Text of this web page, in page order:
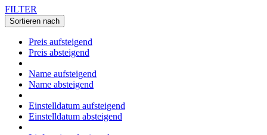
FILTER
Sortieren nach
Preis aufsteigend
Preis absteigend
Name aufsteigend
Name absteigend
Einstelldatum aufsteigend
Einstelldatum absteigend